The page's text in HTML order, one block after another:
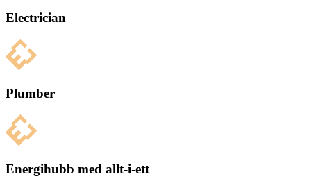
Electrician
Plumber
Energihubb med allt-i-ett